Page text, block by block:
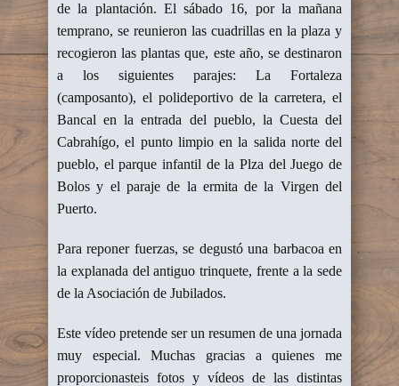
de la plantación. El sábado 16, por la mañana
temprano, se reunieron las cuadrillas en la plaza y
recogieron las plantas que, este año, se destinaron
a los siguientes parajes: La Fortaleza
(camposanto), el polideportivo de la carretera, el
Bancal en la entrada del pueblo, la Cuesta del
Cabrahígo, el punto limpio en la salida norte del
pueblo, el parque infantil de la Plza del Juego de
Bolos y el paraje de la ermita de la Virgen del
Puerto.
Para reponer fuerzas, se degustó una barbacoa en
la explanada del antiguo trinquete, frente a la sede
de la Asociación de Jubilados.
Este vídeo pretende ser un resumen de una jornada
muy especial. Muchas gracias a quienes me
proporcionasteis fotos y vídeos de las distintas